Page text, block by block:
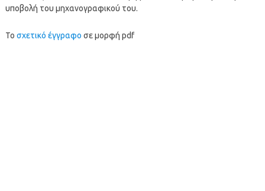
υποβολή του μηχανογραφικού του.
Το σχετικό έγγραφο σε μορφή pdf